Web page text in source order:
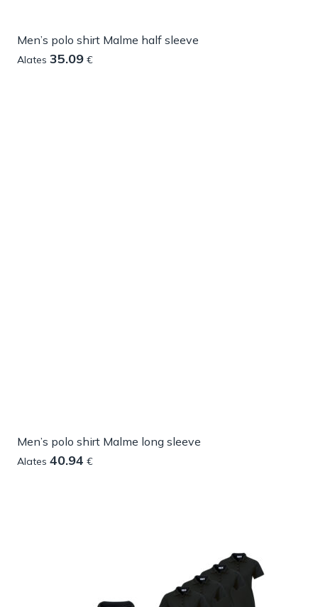
Men’s polo shirt Malme half sleeve
Alates 35.09 €
Men’s polo shirt Malme long sleeve
Alates 40.94 €